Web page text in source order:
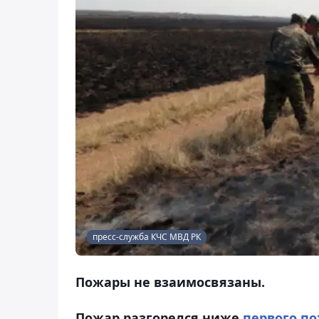
пресс-служба КЧС МВД РК
Пожары не взаимосвязаны.